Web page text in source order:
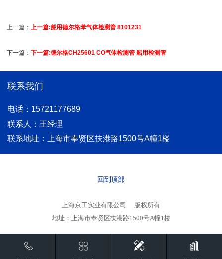
上一篇： 上一篇:船用德尔格苯气体检测管 8101231
下一篇： 下一篇:德尔格CH25601 CO气体检测管 船用检测管
联系我们
电话：15721177689
联系人：王经理
联系地址：上海市奉贤区扶港路1500号A幢1楼
回到顶部
上海京工实业有限公司
版权所有
地址：上海市奉贤区扶港路1500号A幢1楼